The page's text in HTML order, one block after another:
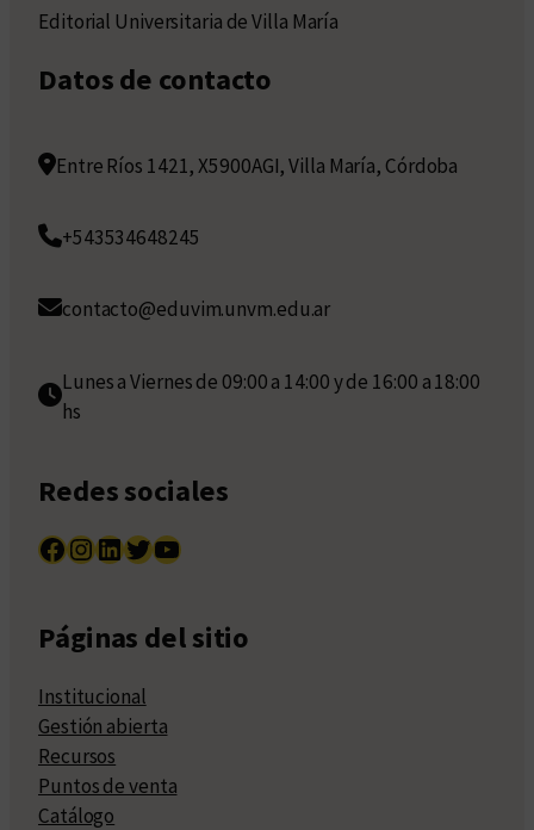
Editorial Universitaria de Villa María
Datos de contacto
Entre Ríos 1421, X5900AGI, Villa María, Córdoba
+543534648245
contacto@eduvim.unvm.edu.ar
Lunes a Viernes de 09:00 a 14:00 y de 16:00 a 18:00
hs
Redes sociales
Facebook InstagramLinkedIn Twitter YouTube
Páginas del sitio
Institucional
Gestión abierta
Recursos
Puntos de venta
Catálogo